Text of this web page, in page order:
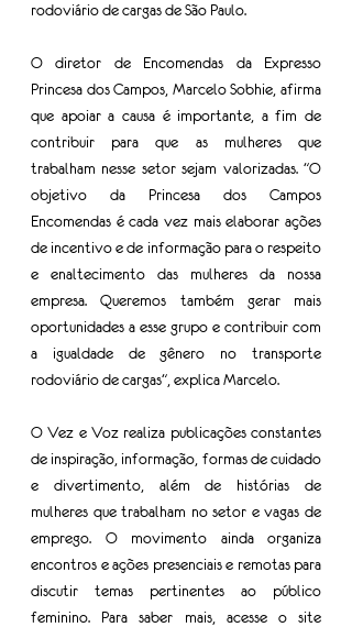
rodoviário de cargas de São Paulo.
O diretor de Encomendas da Expresso
Princesa dos Campos, Marcelo Sobhie, afirma
que apoiar a causa é importante, a fim de
contribuir para que as mulheres que
trabalham nesse setor sejam valorizadas. "O
objetivo da Princesa dos Campos
Encomendas é cada vez mais elaborar ações
de incentivo e de informação para o respeito
e enaltecimento das mulheres da nossa
empresa. Queremos também gerar mais
oportunidades a esse grupo e contribuir com
a igualdade de gênero no transporte
rodoviário de cargas", explica Marcelo.
O Vez e Voz realiza publicações constantes
de inspiração, informação, formas de cuidado
e divertimento, além de histórias de
mulheres que trabalham no setor e vagas de
emprego. O movimento ainda organiza
encontros e ações presenciais e remotas para
discutir temas pertinentes ao público
feminino. Para saber mais, acesse o site